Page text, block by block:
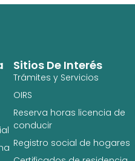
Sitios De Interés
Trámites y Servicios
OIRS
Reserva horas licencia de
conducir
Registro social de hogares